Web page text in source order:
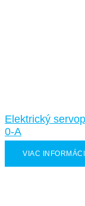
Elektrický
0-A
VIAC INFORMÁCIÍ